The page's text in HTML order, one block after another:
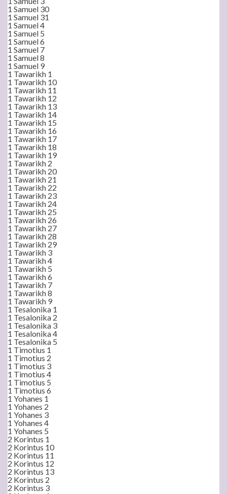
1 Samuel 30
1 Samuel 31
1 Samuel 4
1 Samuel 5
1 Samuel 6
1 Samuel 7
1 Samuel 8
1 Samuel 9
1 Tawarikh 1
1 Tawarikh 10
1 Tawarikh 11
1 Tawarikh 12
1 Tawarikh 13
1 Tawarikh 14
1 Tawarikh 15
1 Tawarikh 16
1 Tawarikh 17
1 Tawarikh 18
1 Tawarikh 19
1 Tawarikh 2
1 Tawarikh 20
1 Tawarikh 21
1 Tawarikh 22
1 Tawarikh 23
1 Tawarikh 24
1 Tawarikh 25
1 Tawarikh 26
1 Tawarikh 27
1 Tawarikh 28
1 Tawarikh 29
1 Tawarikh 3
1 Tawarikh 4
1 Tawarikh 5
1 Tawarikh 6
1 Tawarikh 7
1 Tawarikh 8
1 Tawarikh 9
1 Tesalonika 1
1 Tesalonika 2
1 Tesalonika 3
1 Tesalonika 4
1 Tesalonika 5
1 Timotius 1
1 Timotius 2
1 Timotius 3
1 Timotius 4
1 Timotius 5
1 Timotius 6
1 Yohanes 1
1 Yohanes 2
1 Yohanes 3
1 Yohanes 4
1 Yohanes 5
2 Korintus 1
2 Korintus 10
2 Korintus 11
2 Korintus 12
2 Korintus 13
2 Korintus 2
2 Korintus 3